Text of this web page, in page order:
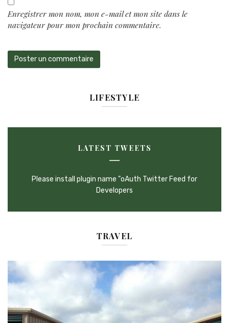
Enregistrer mon nom, mon e-mail et mon site dans le
navigateur pour mon prochain commentaire.
LIFESTYLE
LATEST TWEETS
Please install plugin name "oAuth Twitter Feed for
Developers
TRAVEL